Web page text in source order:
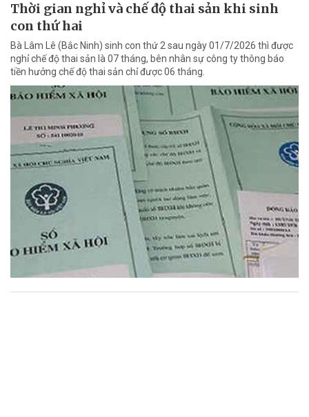
Thời gian nghỉ và chế độ thai sản khi sinh
con thứ hai
Bà Lâm Lê (Bắc Ninh) sinh con thứ 2 sau ngày 01/7/2026 thì được
nghỉ chế độ thai sản là 07 tháng, bên nhân sự công ty thông báo
tiền hưởng chế độ thai sản chỉ được 06 tháng.